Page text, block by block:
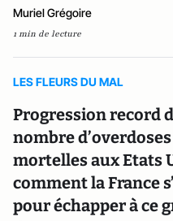
Muriel Grégoire
1 min de lecture
LES FLEURS DU MAL
Progression record
nombre d’overdoses
mortelles aux Etats
comment la France
pour échapper à ce